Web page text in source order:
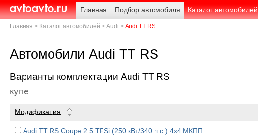
AvtoAvto.ru
Навигация
Главная
Подбор автомобиля Каталог автомобилей
Родительские
страницы
Главная Каталог автомобилей Audi Audi TT RS
Автомобили Audi TT RS
Варианты комплектации Audi TT RS
купе
Модификация
Audi TT RS Coupe 2.5 TFSi (250 кВт/340 л.с.) 4x4 МКПП